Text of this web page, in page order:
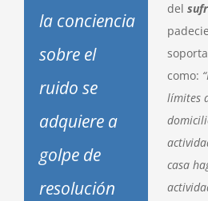
la conciencia
sobre el
ruido se
adquiere a
golpe de
resolución
del
como:
límites
casa